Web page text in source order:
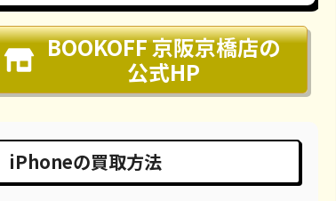
BOOKOFF 京阪京橋店の
公式HP
iPhoneの買取方法